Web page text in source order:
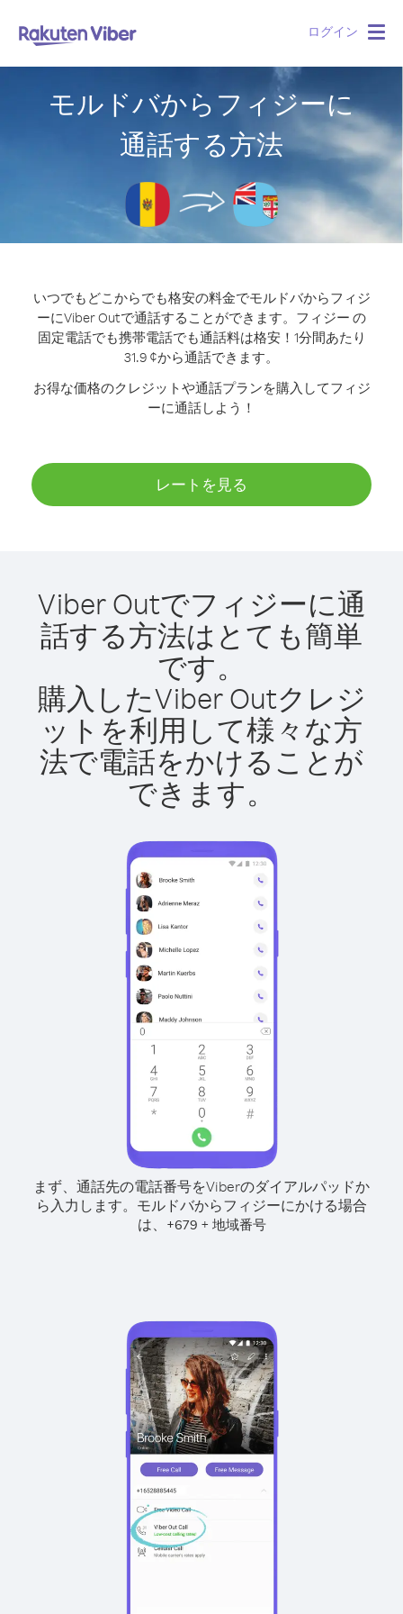
ログイン
モルドバからフィジーに
通話する方法
いつでもどこからでも格安の料金でモルドバからフィジ
ーにViber Outで通話することができます。 フィジー の
固定電話でも携帯電話でも通話料は格安！1分間あたり
31.9 ¢から通話できます。
お得な価格のクレジットや通話プランを購入してフィジ
ーに通話しよう！
レートを見る
Viber Outでフィジーに通
話する方法はとても簡単
です。
購入したViber Outクレジ
ットを利用して様々な方
法で電話をかけることが
できます。
まず、通話先の電話番号をViberのダイアルパッドか
ら入力します。 モルドバからフィジーにかける場合
は、
+679 + 地域番号